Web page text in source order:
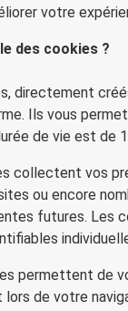
votre
des cookies ?
directement
Ils vous
de vie est de
collectent vos
ou encore
futures. Les
permettent de
de votre